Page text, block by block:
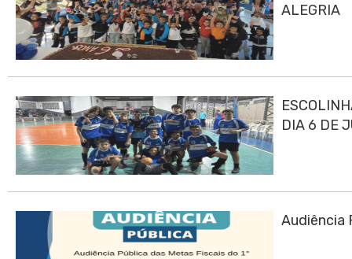
ALEGRIA
DIA 6 DE
Audiência